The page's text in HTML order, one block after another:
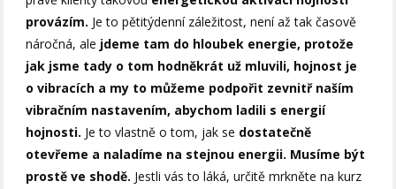
provázím. Je to pětitýdenní záležitost, není až tak časově
náročná, ale jdeme tam do hloubek energie, protože
jak jsme tady o tom hodněkrát už mluvili, hojnost je
o vibracích a my to můžeme podpořit zevnitř naším
vibračním nastavením, abychom ladili s energií
hojnosti. Je to vlastně o tom, jak se dostatečně
otevřeme a naladíme na stejnou energii. Musíme být
prostě ve shodě. Jestli vás to láká, určitě mrkněte na kurz